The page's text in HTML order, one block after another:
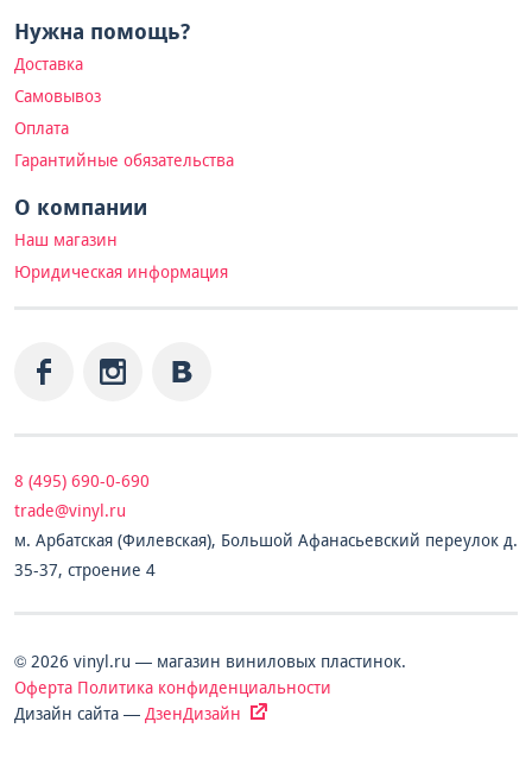
Нужна помощь?
Доставка
Самовывоз
Оплата
Гарантийные обязательства
О компании
Наш магазин
Юридическая информация
8 (495) 690-0-690
trade@vinyl.ru
м. Арбатская (Филевская), Большой Афанасьевский переулок д.
35-37, строение 4
© 2026 vinyl.ru — магазин виниловых пластинок.
Оферта Политика конфиденциальности
Дизайн сайта — ДзенДизайн